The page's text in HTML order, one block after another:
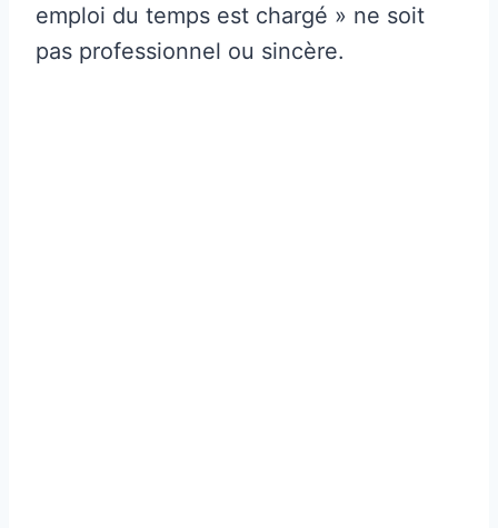
emploi du temps est chargé » ne soit
pas professionnel ou sincère.